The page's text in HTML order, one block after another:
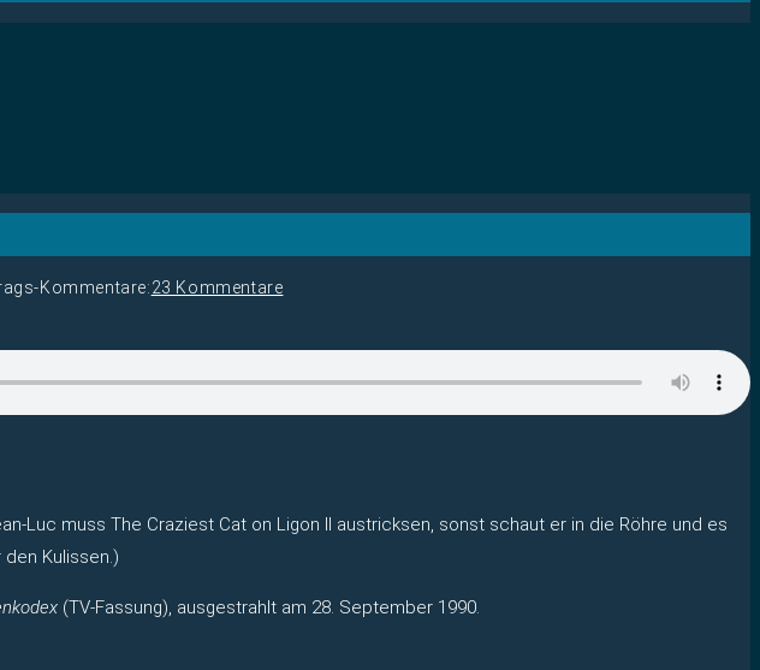
Kommentare:23 Kommentare
Luc muss The Craziest Cat on Ligon II austricksen, sonst schaut er in die Röhre und es
Kulissen.)
(TV-Fassung), ausgestrahlt am 28. September 1990.